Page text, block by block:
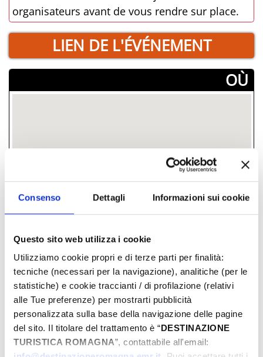
Consenso Dettagli Informazioni sui cookie
Questo sito web utilizza i cookie
Utilizziamo cookie propri e di terze parti per finalità:
tecniche (necessari per la navigazione), analitiche (per le
statistiche) e cookie traccianti / di profilazione (relativi
alle Tue preferenze) per mostrarti pubblicità
personalizzata sulla base della navigazione delle pagine
del sito. Il titolare del trattamento è “DESTINAZIONE
TURISTICA ROMAGNA”, contattabile all'email:
organisateurs avant de vous rendre sur place.
LIEN DE L'ÉVÉNEMENT
­OÙ
via Federico Montevecchi, 41,
Santarcangelo di Romagna, (RN)
­ ENCORE À DÉTERMINER